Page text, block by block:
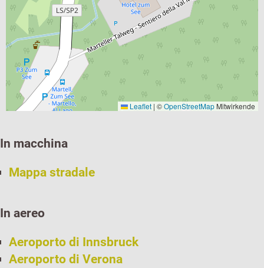
Leaflet | ©OpenStreetMap Mitwirkende
In macchina
Mappa stradale
In aereo
Aeroporto di Innsbruck
Aeroporto di Verona